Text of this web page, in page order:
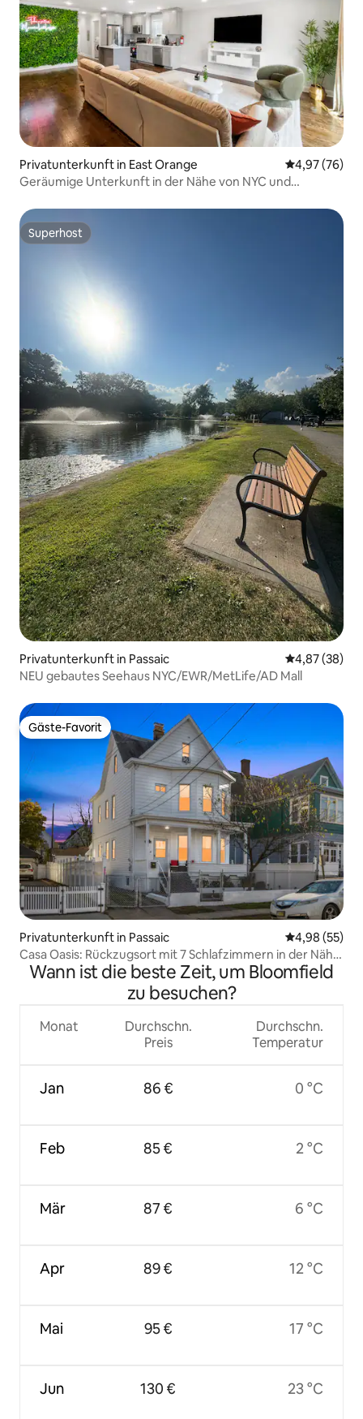
Privatunterkunft in East Orange
4,97 (76)
Geräumige Unterkunft in der Nähe von NYC und
Superhost
Superhost
Privatunterkunft in Passaic
4,87 (38)
NEU gebautes Seehaus NYC/EWR/MetLife/AD Mall
Gäste-Favorit
Gäste-Favorit
Privatunterkunft in Passaic
4,98 (55)
Casa Oasis: Rückzugsort mit 7 Schlafzimmern in der Nähe
von MetLife und NYC
Wann ist die beste Zeit, um Bloomfield
zu besuchen?
Monat
Jan
Feb
Mär
Apr
Mai
Jun
Durchschn.
Preis
86 €
85 €
87 €
89 €
95 €
130 €
Durchschn.
Temperatur
0 °C
2 °C
6 °C
12 °C
17 °C
23 °C